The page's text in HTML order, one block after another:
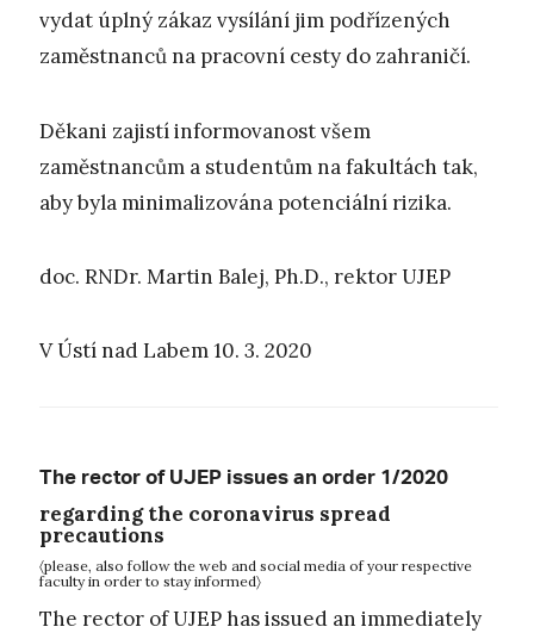
vydat úplný zákaz vysílání jim podřízených
zaměstnanců na pracovní cesty do zahraničí.
Děkani zajistí informovanost všem
zaměstnancům a studentům na fakultách tak,
aby byla minimalizována potenciální rizika.
doc. RNDr. Martin Balej, Ph.D., rektor UJEP
V Ústí nad Labem 10. 3. 2020
The rector of UJEP issues an order 1/2020
regarding the coronavirus spread
precautions
〈please, also follow the web and social media of your respective
faculty in order to stay informed〉
The rector of UJEP has issued an immediately